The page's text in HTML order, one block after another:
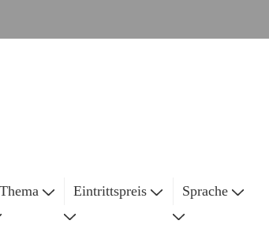
Thema Eintrittspreis Sprache